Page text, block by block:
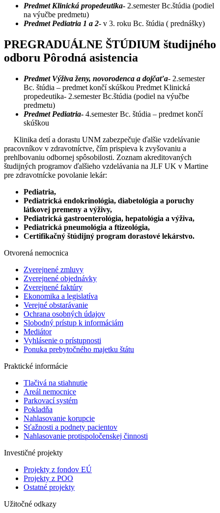
Predmet Klinická propedeutika- 2.semester Bc.štúdia (podiel
na výučbe predmetu)
Predmet Pediatria 1 a 2- v 3. roku Bc. štúdia ( prednášky)
PREGRADUÁLNE ŠTÚDIUM študijného
odboru Pôrodná asistencia
Predmet Výživa ženy, novorodenca a dojčaťa- 2.semester
Bc. štúdia – predmet končí skúškou Predmet Klinická
propedeutika- 2.semester Bc.štúdia (podiel na výučbe
predmetu)
Predmet Pediatria- 4.semester Bc. štúdia – predmet končí
skúškou
Klinika detí a dorastu UNM zabezpečuje ďalšie vzdelávanie
pracovníkov v zdravotníctve, čím prispieva k zvyšovaniu a
prehlbovaniu odbornej spôsobilosti. Zoznam akreditovaných
študijných programov ďalšieho vzdelávania na JLF UK v Martine
pre zdravotnícke povolanie lekár:
Pediatria,
Pediatrická endokrinológia, diabetológia a poruchy
látkovej premeny a výživy,
Pediatrická gastroenterológia, hepatológia a výživa,
Pediatrická pneumológia a ftizeológia,
Certifikačný štúdijný program dorastové lekárstvo.
Otvorená nemocnica
Zverejnené zmluvy
Zverejnené objednávky
Zverejnené faktúry
Ekonomika a legislatíva
Verejné obstarávanie
Ochrana osobných údajov
Slobodný prístup k informáciám
Mediátor
Vyhlásenie o prístupnosti
Ponuka prebytočného majetku štátu
Praktické informácie
Tlačivá na stiahnutie
Areál nemocnice
Parkovací systém
Pokladňa
Nahlasovanie korupcie
Sťažnosti a podnety pacientov
Nahlasovanie protispoločenskej činnosti
Investičné projekty
Projekty z fondov EÚ
Projekty z POO
Ostatné projekty
Užitočné odkazy